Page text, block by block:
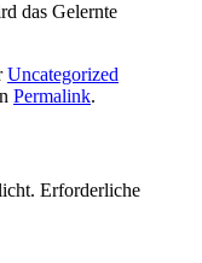
das Gelernte
Uncategorized
Permalink.
Erforderliche